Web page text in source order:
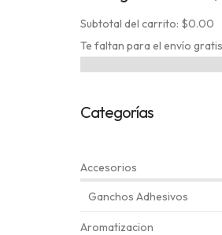
Subtotal del carrito: $0.00
Te faltan para el envío
Categorías
Accesorios
Ganchos Adhesivos
Aromatizacion